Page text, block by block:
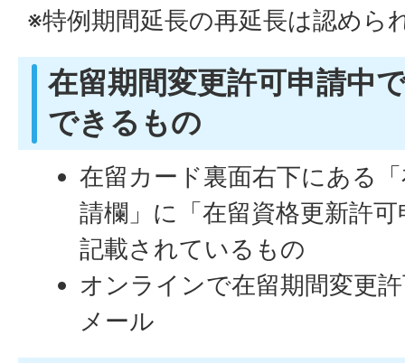
※特例期間延長の再延長は認めら
在留期間変更許可申請中
できるもの
在留カード裏面右下にある
請欄」に「在留資格更新許
記載されているもの
オンラインで在留期間変更
メール